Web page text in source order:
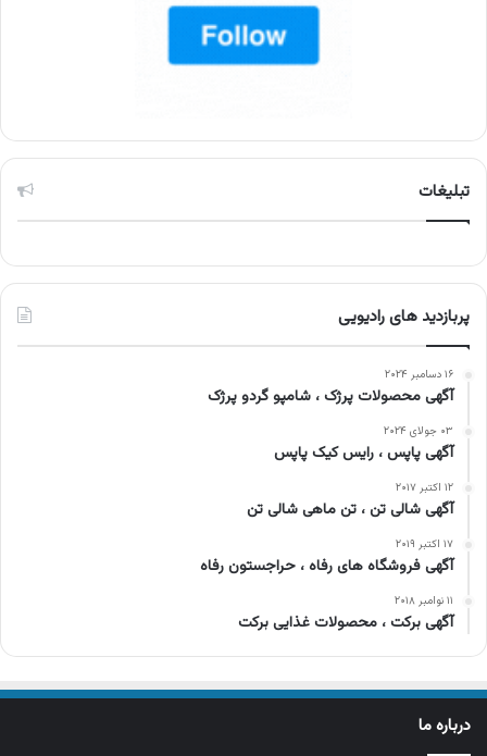
تبلیغات
پربازدید های رادیویی
۱۶ دسامبر ۲۰۲۴
آگهی محصولات پرژک ، شامپو گردو پرژک
۰۳ جولای ۲۰۲۴
آگهی پاپس ، رایس کیک پاپس
۱۲ اکتبر ۲۰۱۷
آگهی شالی تن ، تن ماهی شالی تن
۱۷ اکتبر ۲۰۱۹
آگهی فروشگاه های رفاه ، حراجستون رفاه
۱۱ نوامبر ۲۰۱۸
آگهی برکت ، محصولات غذایی برکت
درباره ما